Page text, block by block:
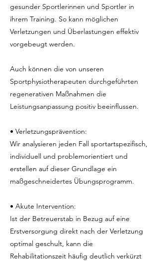
gesunder Sportlerinnen und Sportler in
ihrem Training. So kann möglichen
Verletzungen und Überlastungen effektiv
vorgebeugt werden.
Auch können die von unseren
Sportphysiotherapeuten durchgeführten
regenerativen Maßnahmen die
Leistungsanpassung positiv beeinflussen.
• Verletzungsprävention:
Wir analysieren jeden Fall sportartspezifisch,
individuell und problemorientiert und
erstellen auf dieser Grundlage ein
maßgeschneidertes Übungsprogramm.
• Akute Intervention:
Ist der Betreuerstab in Bezug auf eine
Erstversorgung direkt nach der Verletzung
optimal geschult, kann die
Rehabilitationszeit häufig deutlich verkürzt